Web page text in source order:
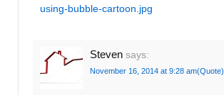
using-bubble-cartoon.jpg
Steven says:
November 16, 2014 at 9:28 am(Quote)